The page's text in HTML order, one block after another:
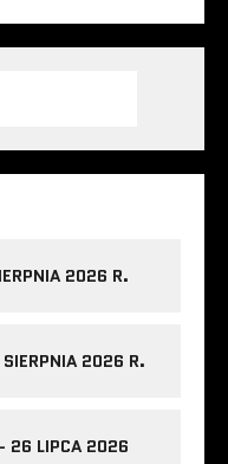
2026 R.
2026 R.
26 LIPCA 2026